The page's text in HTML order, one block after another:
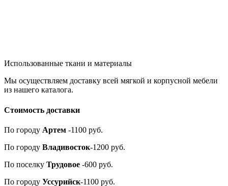
Использованные ткани и материалы
Мы осуществляем доставку всей мягкой и корпусной мебели
из нашего каталога.
Стоимость доставки
По городу Артем -1100 руб.
По городу Владивосток-1200 руб.
По поселку Трудовое -600 руб.
По городу Уссурийск-1100 руб.